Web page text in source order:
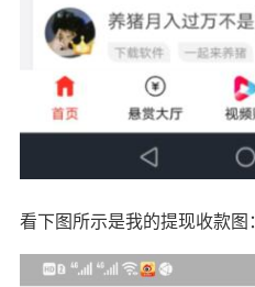
看下图所示是我的提现收款图：